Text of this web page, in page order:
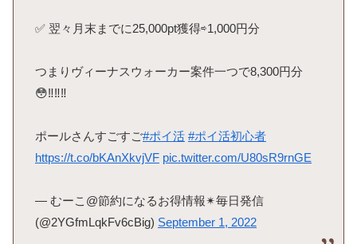
✅ 翌々月末までに25,000pt獲得⇨1,000円分
つまりヴィーナスウォーカー案件一つで8,300円分
😳‼️‼️‼️
ポールさんすごすご#ポイ活 #ポイ活初心者
https://t.co/bKAnXkvjVF pic.twitter.com/U80sR9rnGE
— むーこ@節約になるお得情報✴︎毎日発信
(@2YGfmLqkFv6cBig) September 1, 2022